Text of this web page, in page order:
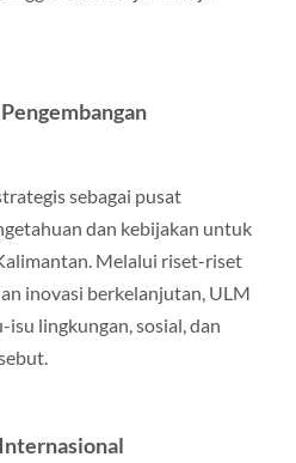
sebagai pusat
dan kebijakan untuk
Melalui riset-riset
inovasi berkelanjutan, ULM
lingkungan, sosial, dan